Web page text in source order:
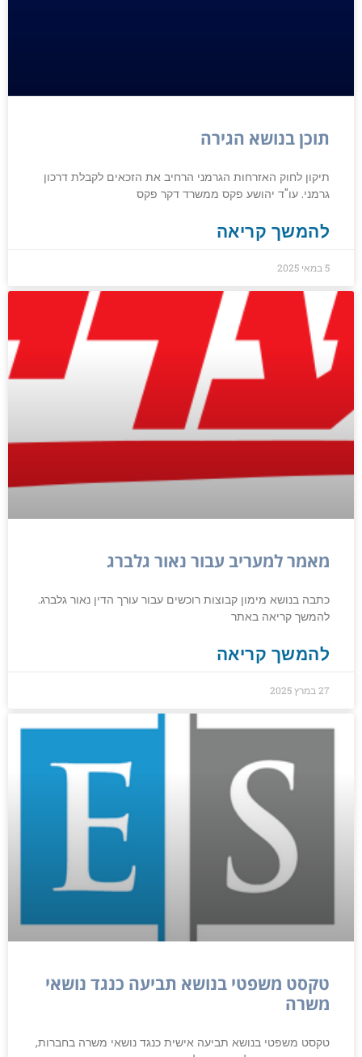
תוכן בנושא הגירה
תיקון לחוק האזרחות הגרמני הרחיב את הזכאים לקבלת דרכון
גרמני. עו"ד יהושע פקס ממשרד דקר פקס
להמשך קריאה
5 במאי 2025
מאמר למעריב עבור נאור גלברג
כתבה בנושא מימון קבוצות רוכשים עבור עורך הדין נאור גלברג.
להמשך קריאה באתר
להמשך קריאה
27 במרץ 2025
טקסט משפטי בנושא תביעה כנגד נושאי
משרה
טקסט משפטי בנושא תביעה אישית כנגד נושאי משרה בחברות,